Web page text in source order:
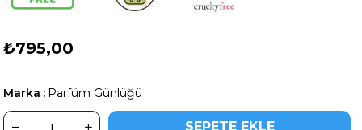
₺795,00
Marka : Parfüm Günlüğü